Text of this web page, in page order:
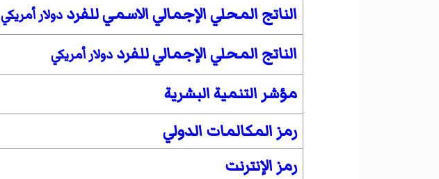
الناتج المحلي الإجمالي الاسمي للفرد دولار أمريكي
الناتج المحلي الإجمالي للفرد دولار أمريكي
مؤشر التنمية البشرية
رمز المكالمات الدولي
رمز الإنترنت